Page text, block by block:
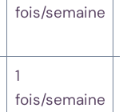
fois/semaine
1
fois/semaine